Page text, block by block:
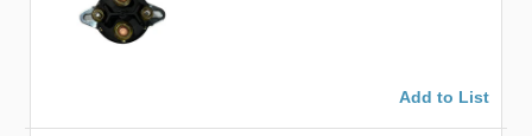
Add to List